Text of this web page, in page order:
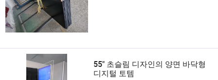
55" 초슬림 디자인의 양면 바닥형
디지털 토템